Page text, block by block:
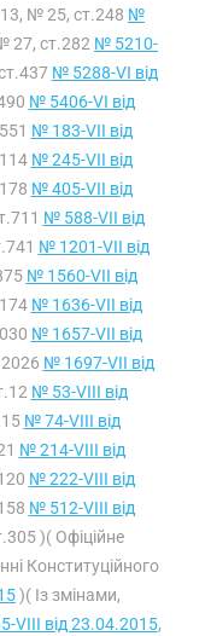
№ 25, ст.248 №
27, ст.282 № 5210-
№ 5288-VI від
№ 5406-VI від
№ 183-VII від
№ 245-VII від
№ 405-VII від
№ 588-VII від
№ 1201-VII від
№ 1560-VII від
№ 1636-VII від
№ 1657-VII від
№ 1697-VII від
№ 53-VIII від
№ 74-VIII від
№ 214-VIII від
№ 222-VIII від
№ 512-VIII від
)( Офіційне
Конституційного
)( Із змінами,
VIII від 23.04.2015,